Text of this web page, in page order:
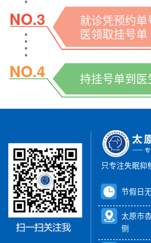
NO.3
就诊凭预约
医领取挂号单
NO.4 持挂号单到
只专注失眠抑
节假日
太原市
侧